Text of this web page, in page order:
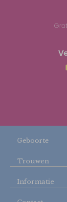
Geboorte
Trouwen
Informatie